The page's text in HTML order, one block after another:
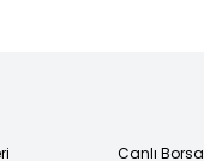
Canlı Borsa